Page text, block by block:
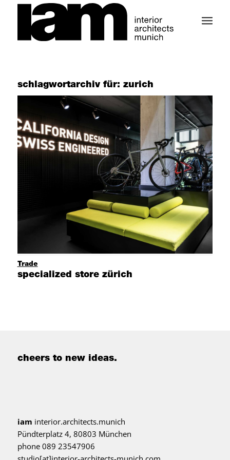
schlagwortarchiv für: zurich
Trade
specialized store zürich
cheers to new ideas.
iam interior.architects.munich
Pündterplatz 4, 80803 München
phone 089 23547906